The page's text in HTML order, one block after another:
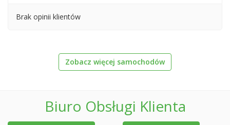
Brak opinii klientów
Zobacz więcej samochodów
Biuro Obsługi Klienta